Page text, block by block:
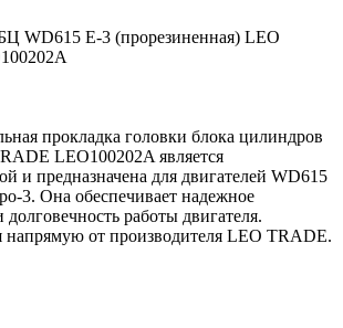
WD615 Е-3 (прорезиненная) LEO
прокладка головки блока цилиндров
LEO100202A является
и предназначена для двигателей WD615
3. Она обеспечивает надежное
работы двигателя.
напрямую от производителя LEO TRADE.